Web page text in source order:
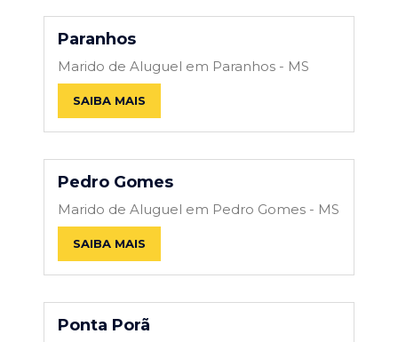
Paranhos
Marido de Aluguel em Paranhos - MS
SAIBA MAIS
Pedro Gomes
Marido de Aluguel em Pedro Gomes - MS
SAIBA MAIS
Ponta Porã